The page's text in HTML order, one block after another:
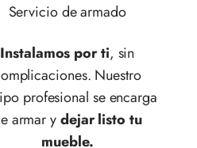
Servicio de armado
Instalamos por ti, sin
Nuestro
profesional se encarga
armar ydejar listo tu
mueble.